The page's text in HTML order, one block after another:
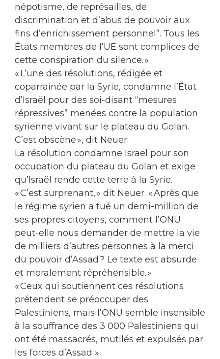
népotisme, de représailles, de
discrimination et d’abus de pouvoir aux
fins d’enrichissement personnel”. Tous les
États membres de l’UE sont complices de
cette conspiration du silence. »
« L’une des résolutions, rédigée et
coparrainée par la Syrie, condamne l’État
d’Israël pour des soi-disant “mesures
répressives” menées contre la population
syrienne vivant sur le plateau du Golan.
C’est obscène », dit Neuer.
La résolution condamne Israël pour son
occupation du plateau du Golan et exige
qu’Israël rende cette terre à la Syrie.
« C’est surprenant, » dit Neuer. « Après que
le régime syrien a tué un demi-million de
ses propres citoyens, comment l’ONU
peut-elle nous demander de mettre la vie
de milliers d’autres personnes à la merci
du pouvoir d’Assad ? Le texte est absurde
et moralement répréhensible. »
« Ceux qui soutiennent ces résolutions
prétendent se préoccuper des
Palestiniens, mais l’ONU semble insensible
à la souffrance des 3 000 Palestiniens qui
ont été massacrés, mutilés et expulsés par
les forces d’Assad. »